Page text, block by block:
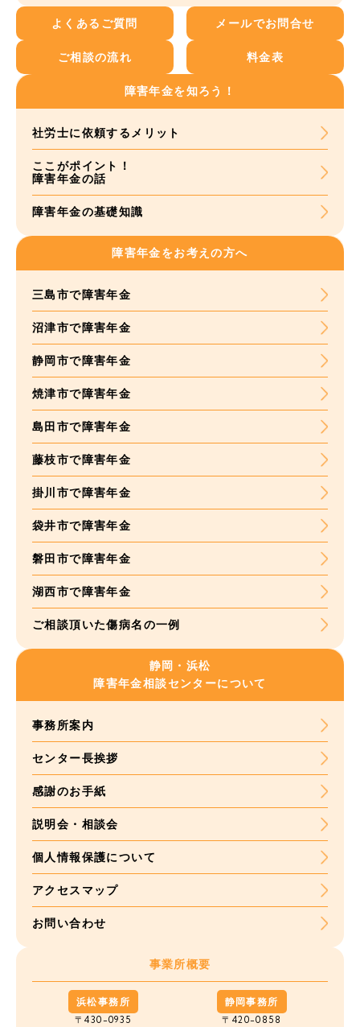
よくあるご質問 メールでお問合せ
ご相談の流れ 料金表
障害年金を知ろう！
社労士に依頼するメリット
ここがポイント！
障害年金の話
障害年金の基礎知識
障害年金をお考えの方へ
三島市で障害年金
沼津市で障害年金
静岡市で障害年金
焼津市で障害年金
島田市で障害年金
藤枝市で障害年金
掛川市で障害年金
袋井市で障害年金
磐田市で障害年金
湖西市で障害年金
ご相談頂いた傷病名の一例
静岡・浜松
障害年金相談センターについて
事務所案内
センター長挨拶
感謝のお手紙
説明会・相談会
個人情報保護について
アクセスマップ
お問い合わせ
事業所概要
浜松事務所
〒430-0935
静岡事務所
〒420-0858